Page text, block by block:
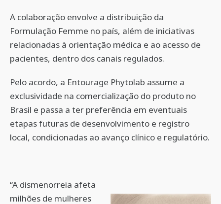
A colaboração envolve a distribuição da
Formulação Femme no país, além de iniciativas
relacionadas à orientação médica e ao acesso de
pacientes, dentro dos canais regulados.
Pelo acordo, a Entourage Phytolab assume a
exclusividade na comercialização do produto no
Brasil e passa a ter preferência em eventuais
etapas futuras de desenvolvimento e registro
local, condicionadas ao avanço clínico e regulatório.
“A dismenorreia afeta
milhões de mulheres